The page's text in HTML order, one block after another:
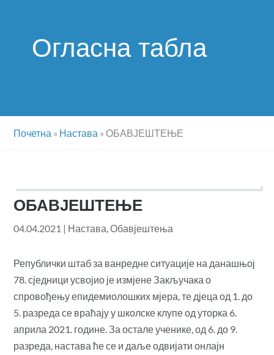
Огласна табла
Почетна » Настава »ОБАВЈЕШТЕЊЕ
ОБАВЈЕШТЕЊЕ
04.04.2021 | Настава,Обавјештења
Републички штаб за ванредне ситуације на данашњој
78. сједници усвојио је измјене Закључака о
спровођењу епидемиолошких мјера, те дјеца од 1. до
5. разреда се враћају у школске клупе од уторка 6.
априла 2021. године. За остале ученике, од 6. до 9.
разреда, настава ће се и даље одвијати онлајн